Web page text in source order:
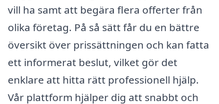
vill ha samt att begära flera offerter från
olika företag. På så sätt får du en bättre
översikt över prissättningen och kan fatta
ett informerat beslut, vilket gör det
enklare att hitta rätt professionell hjälp.
Vår plattform hjälper dig att snabbt och